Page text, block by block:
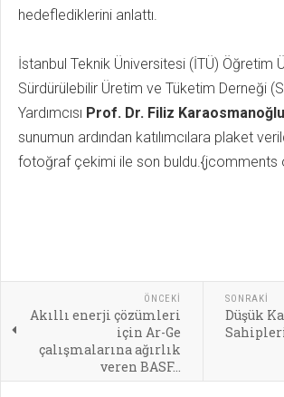
hedeflediklerini anlattı.
İstanbul Teknik Üniversitesi (İTÜ) Öğretim
Sürdürülebilir Üretim ve Tüketim Derneği
Yardımcısı Prof. Dr. Filiz Karaosmanoğlu
sunumun ardından katılımcılara plaket
fotoğraf çekimi ile son buldu.{jcomments
ÖNCEKI
Akıllı enerji çözümleri
için Ar-Ge
çalışmalarına ağırlık
veren BASF...
SONRAKI
Düşük